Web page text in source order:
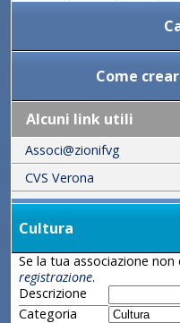
Come
Alcuni link utili
Associ@zionifvg
CVS Verona
Cultura
Se la tua associazione
registrazione.
Descrizione
Categoria